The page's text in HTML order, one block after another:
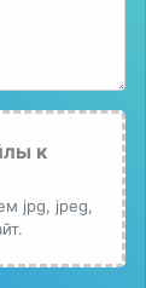
к
jpg, jpeg,